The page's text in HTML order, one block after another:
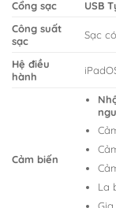
Cổng sạc USB
Công suất
sạc
Sạc
Hệ điều
hành
Cảm biến
La